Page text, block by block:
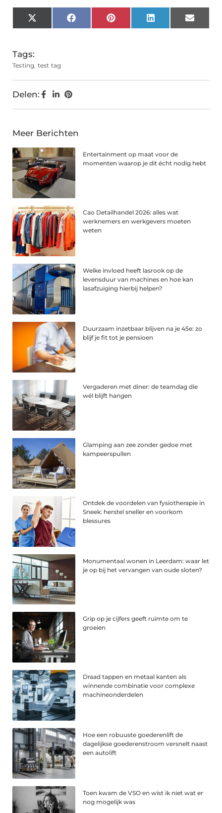
X
(Twitter)
FacebookPinterestLinkedInEmail
Tags:
Testing, test tag
Delen:
Meer Berichten
Entertainment op maat voor de
momenten waarop je dit écht nodig hebt
Cao Detailhandel 2026: alles wat
werknemers en werkgevers moeten
weten
Welke invloed heeft lasrook op de
levensduur van machines en hoe kan
lasafzuiging hierbij helpen?
Duurzaam inzetbaar blijven na je 45e: zo
blijf je fit tot je pensioen
Vergaderen met diner: de teamdag die
wél blijft hangen
Glamping aan zee zonder gedoe met
kampeerspullen
Ontdek de voordelen van fysiotherapie in
Sneek: herstel sneller en voorkom
blessures
Monumentaal wonen in Leerdam: waar let
je op bij het vervangen van oude sloten?
Grip op je cijfers geeft ruimte om te
groeien
Draad tappen en metaal kanten als
winnende combinatie voor complexe
machineonderdelen
Hoe een robuuste goederenlift de
dagelijkse goederenstroom versnelt naast
een autolift
Toen kwam de VSO en wist ik niet wat er
nog mogelijk was